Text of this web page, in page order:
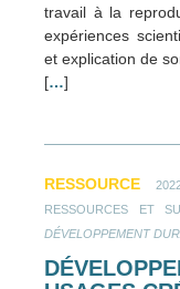
travail à la
expériences
et explication de
[…]
RESSOURCE
RESSOURCES ET
DÉVELOPPEMENT